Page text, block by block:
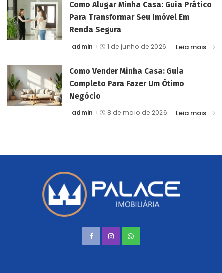
Como Alugar Minha Casa: Guia Prático
Para Transformar Seu Imóvel Em
Renda Segura
Posted
admin 1 de junho de 2026 Leia mais
Como Vender Minha Casa: Guia
Completo Para Fazer Um Ótimo
Negócio
Posted
admin 8 de maio de 2026 Leia mais